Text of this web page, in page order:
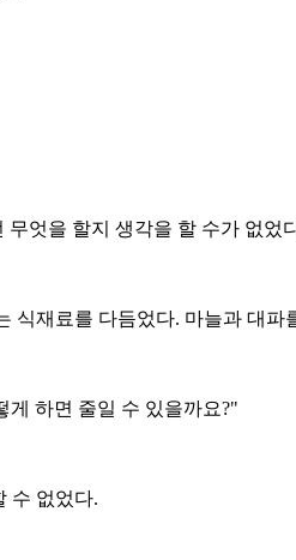
엇을 할지 생각을 할 수가 없
식재료를 다듬었다. 마늘과 대
게 하면 줄일 수 있을까요?"
수 없었다.